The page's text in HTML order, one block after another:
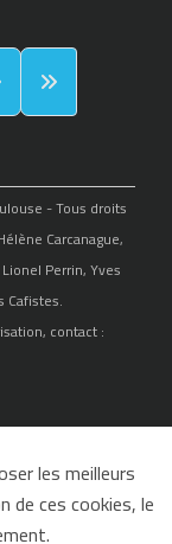
- Tous droits
Carcanague,
Perrin, Yves
Cafistes.
contact :
les meilleurs
de ces cookies, le